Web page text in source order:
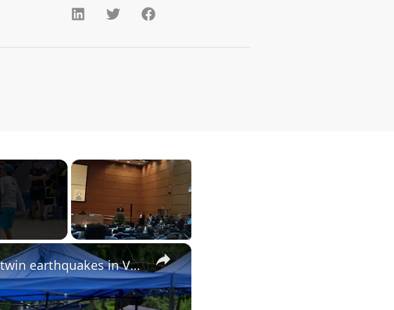
×
Venezuela: Temporary camp shelters families after twin earthquakes in Venezuela.